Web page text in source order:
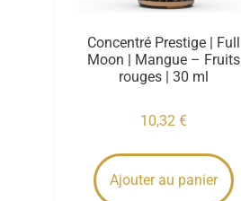
Concentré Prestige | Full
Moon | Mangue – Fruits
rouges | 30 ml
10,32€
Ajouter au panier